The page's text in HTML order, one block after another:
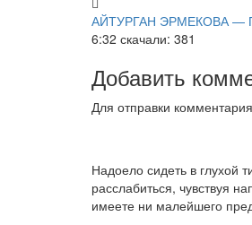
АЙТУРГАН ЭРМЕКОВА —
6:32 скачали: 381
Добавить
Для отправки
Надоело сидеть в глухой
расслабиться, чувствуя
имеете ни малейшего